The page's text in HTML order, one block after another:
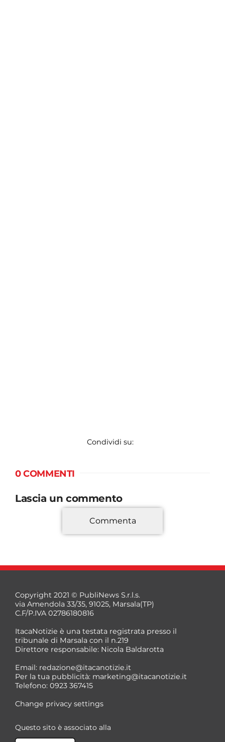
Condividi su:
0 COMMENTI
Lascia un commento
*
*
Commenta
Copyright 2021 © PubliNews S.r.l.s.
via Amendola 33/35, 91025, Marsala(TP)
C.F/P.IVA 02786180816
ItacaNotizie è una testata registrata presso il
tribunale di Marsala con il n.219
Direttore responsabile: Nicola Baldarotta
Email: redazione@itacanotizie.it
Per la tua pubblicità: marketing@itacanotizie.it
Telefono: 0923 367415
Change privacy settings
Questo sito è associato alla